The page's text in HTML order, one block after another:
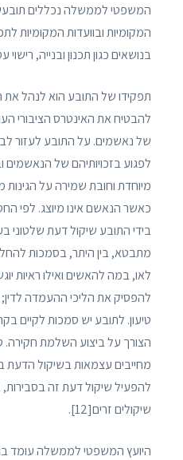
המשפטי לממשלה נכללים
המקומיות ובוועדות המקומיות
בנושאים כגון תכנון ובנייה,
תפקידו של התובע הוא לנהל את
להבטיח את האינטרס הציבורי
של נאשמים. על התובע לעזור
לפגוע בזכויותיהם של הנאשמים
מיוחדת וחובת שמירה על הגינות
כאשר הנאשם אינו מיוצג. לפי
מתבטא, בין היתר, בסמכות
לאו, במה להאשים ואילו ראיות
להפסיק את הליכי ההעמדה לדין;
טיעון. לתובע יש סמכות לקיים
הצורך על ביצוע השלמת חקירה.
מחייבים עצמאות בשיקול הדעת
להפעיל שיקול דעת זה
שיקולים זרים[12].
היועץ המשפטי לממשלה